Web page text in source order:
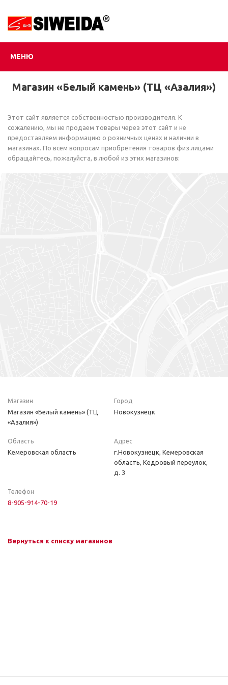
МЕНЮ
Магазин «Белый камень» (ТЦ «Азалия»)
Этот сайт является собственностью производителя. К
сожалению, мы не продаем товары через этот сайт и не
предоставляем информацию о розничных ценах и наличии в
магазинах. По всем вопросам приобретения товаров физ.лицами
обращайтесь, пожалуйста, в любой из этих магазинов:
Магазин
Магазин «Белый камень» (ТЦ
«Азалия»)
Город
Новокузнецк
Область
Кемеровская область
Адрес
г.Новокузнецк, Кемеровская
область, Кедровый переулок,
д. 3
Телефон
8-905-914-70-19
Вернуться к списку магазинов